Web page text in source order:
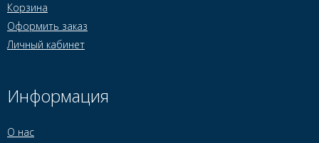
Корзина
Оформить заказ
Личный кабинет
Информация
О нас